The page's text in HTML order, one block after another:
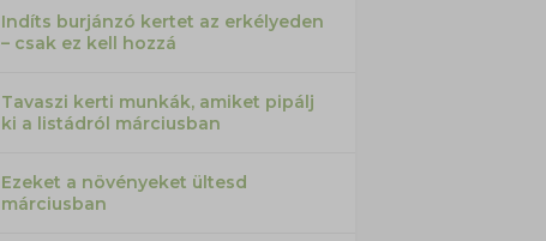
Indíts burjánzó kertet az erkélyeden
– csak ez kell hozzá
Tavaszi kerti munkák, amiket pipálj
ki a listádról márciusban
Ezeket a növényeket ültesd
márciusban